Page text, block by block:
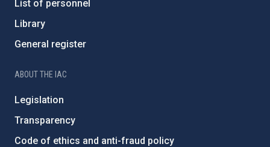
List of personnel
Library
General register
ABOUT THE IAC
Legislation
Transparency
Code of ethics and anti-fraud policy